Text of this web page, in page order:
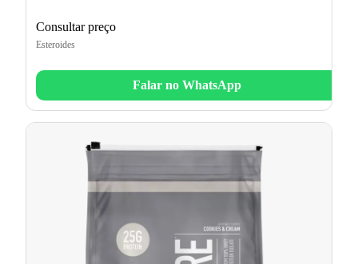
Consultar preço
Esteroides
Falar no WhatsApp